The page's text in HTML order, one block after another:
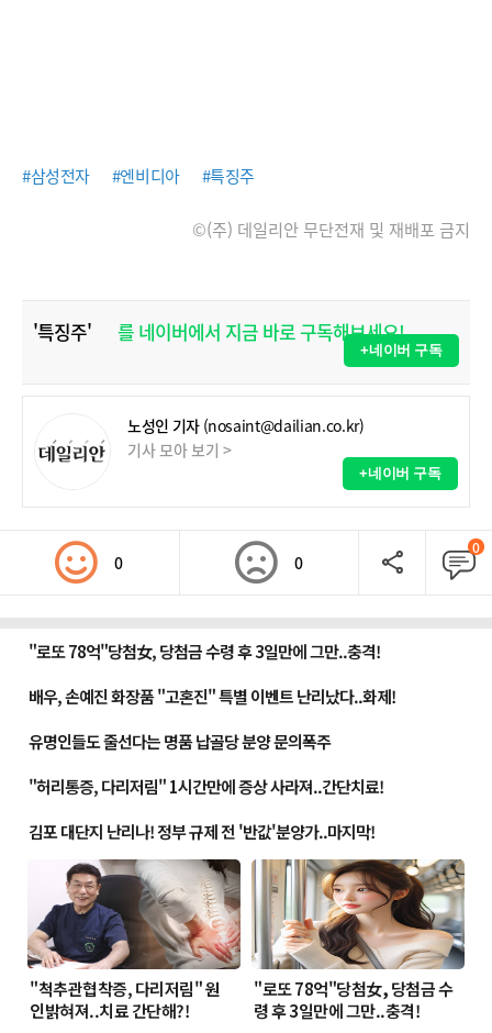
#삼성전자 #엔비디아 #특징주
©(주) 데일리안 무단전재 및 재배포 금지
'특징주' 를 네이버에서 지금 바로 구독해보세요!
+네이버 구독
노성인 기자 (nosaint@dailian.co.kr)
기사 모아 보기 >
+네이버 구독
0 0
0